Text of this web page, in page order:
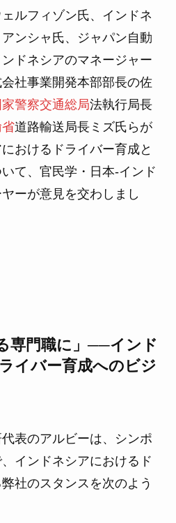
ルフィゾン氏、インドネ
ンシャ氏、ジャパン自動
ドネシアのマネージャー
社事業開発本部部長の佐
警察交通総局法執行局長
道路輸送局長ミズ氏らが
おけるドライバー育成と
て、官民学・日本-インド
ーが意見を交わしまし
専門職に」──インド
イバー育成へのビジ
表のアルビーは、シンポ
インドネシアにおけるド
社のスタンスを次のよう